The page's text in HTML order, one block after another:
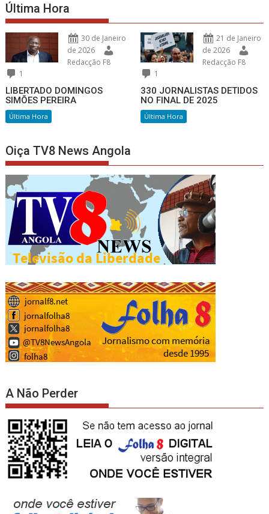
Última Hora
30 de Janeiro
de 2026
Redacção F8
1
LIBERTADO DOMINGOS
SIMÕES PEREIRA
Última Hora
21 de Janeiro
de 2026
Redacção F8
1
330 JORNALISTAS DETIDOS
NO FINAL DE 2025
Última Hora
Oiça TV8 News Angola
A Não Perder